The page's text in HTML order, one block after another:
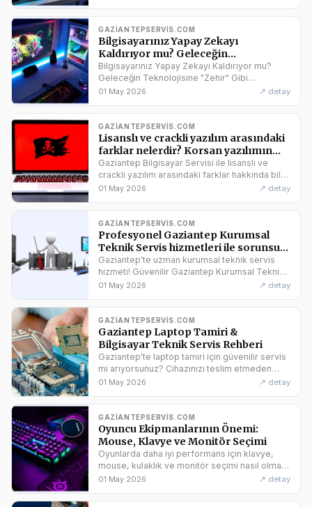
GAZIANTEPSERVIS.COM
Bilgisayarınız Yapay Zekayı
Kaldırıyor mu? Geleceğin
Teknolojisine "Zehir" Gibi Hazırlanın!
Bilgisayarınız Yapay Zekayı Kaldırıyor mu?
Geleceğin Teknolojisine "Zehir" Gibi
Hazırlanın! Gelecekte bilgisayarların bize isyan
01 May 2026 ↗ detay
GAZIANTEPSERVIS.COM
Lisanslı ve crackli yazılım arasındaki
farklar nelerdir? Korsan yazılımın
tehlikeleri ve veri kaybı risklerine
karşı bilmeniz gerekenler. Gaziantep
bilgisayar teknik servis rehberi.
Gaziantep Bilgisayar Servisi ile lisanslı ve
crackli yazılım arasındaki farklar hakkında bilgi
alın! Korsan yazılımın riskleri ve veri kaybı
01 May 2026 ↗ detay
GAZIANTEPSERVIS.COM
Profesyonel Gaziantep Kurumsal
Teknik Servis hizmetleri ile sorunsuz
teknik destek alın. Hemen arayın ve
uzman ekibimizden yardım alın.
Gaziantep'te uzman kurumsal teknik servis
hizmeti! Güvenilir Gaziantep Kurumsal Teknik
Servis için hemen randevu alın.
01 May 2026 ↗ detay
GAZIANTEPSERVIS.COM
Gaziantep Laptop Tamiri &
Bilgisayar Teknik Servis Rehberi
Gaziantep'te laptop tamiri için güvenilir servis
mi arıyorsunuz? Cihazınızı teslim etmeden
önce veri güvenliği ve orijinal parça hakkında
01 May 2026 ↗ detay
GAZIANTEPSERVIS.COM
Oyuncu Ekipmanlarının Önemi:
Mouse, Klavye ve Monitör Seçimi
Oyunlarda daha iyi performans için klavye,
mouse, kulaklık ve monitör seçimi nasıl olmalı?
Hz ve ms nedir? Gaziantep Zehir Teknoloji
01 May 2026 ↗ detay